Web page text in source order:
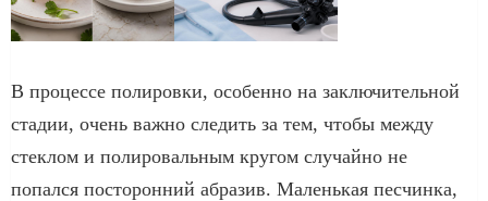
В процессе полировки, особенно на заключительной
стадии, очень важно следить за тем, чтобы между
стеклом и полировальным кругом случайно не
попался посторонний абразив. Маленькая песчинка,